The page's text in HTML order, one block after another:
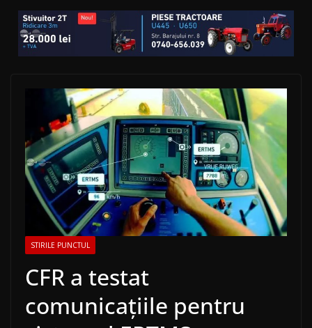
STIRILE PUNCTUL
CFR a testat
comunicațiile pentru